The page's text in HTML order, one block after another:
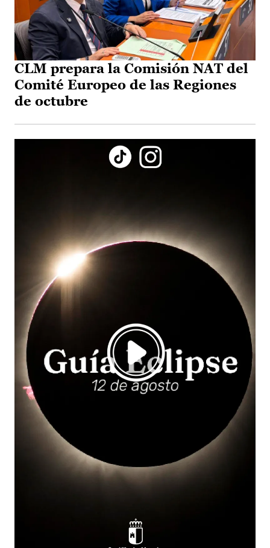
CLM prepara la Comisión NAT del
Comité Europeo de las Regiones
de octubre